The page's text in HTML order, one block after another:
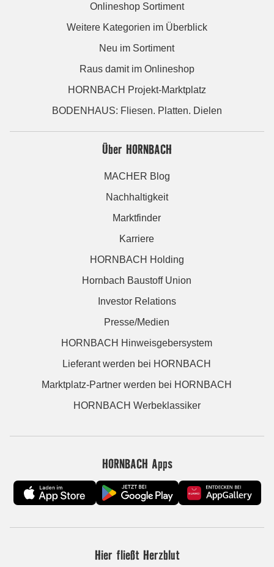
Onlineshop Sortiment
Weitere Kategorien im Überblick
Neu im Sortiment
Raus damit im Onlineshop
HORNBACH Projekt-Marktplatz
BODENHAUS: Fliesen. Platten. Dielen
Über HORNBACH
MACHER Blog
Nachhaltigkeit
Marktfinder
Karriere
HORNBACH Holding
Hornbach Baustoff Union
Investor Relations
Presse/Medien
HORNBACH Hinweisgebersystem
Lieferant werden bei HORNBACH
Marktplatz-Partner werden bei HORNBACH
HORNBACH Werbeklassiker
HORNBACH Apps
Hier fließt Herzblut